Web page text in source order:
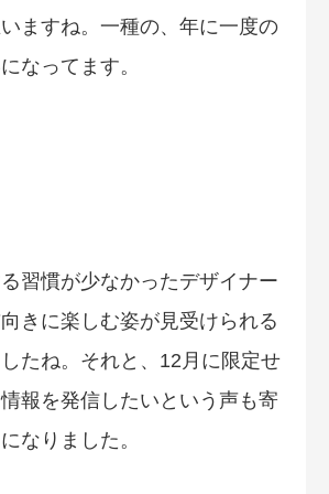
ますね。一種の、年に一度の
なってます。
習慣が少なかったデザイナー
きに楽しむ姿が見受けられる
たね。それと、12月に限定せ
報を発信したいという声も寄
なりました。